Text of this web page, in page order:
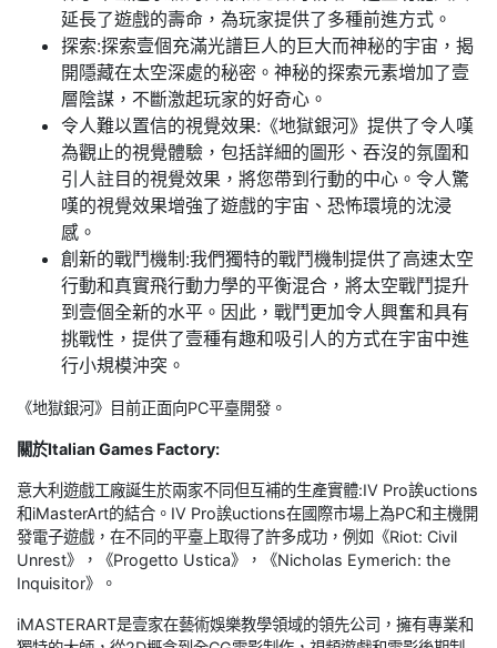
延長了遊戲的壽命，為玩家提供了多種前進方式。
探索:探索壹個充滿光譜巨人的巨大而神秘的宇宙，揭
開隱藏在太空深處的秘密。神秘的探索元素增加了壹
層陰謀，不斷激起玩家的好奇心。
令人難以置信的視覺效果:《地獄銀河》提供了令人嘆
為觀止的視覺體驗，包括詳細的圖形、吞沒的氛圍和
引人註目的視覺效果，將您帶到行動的中心。令人驚
嘆的視覺效果增強了遊戲的宇宙、恐怖環境的沈浸
感。
創新的戰鬥機制:我們獨特的戰鬥機制提供了高速太空
行動和真實飛行動力學的平衡混合，將太空戰鬥提升
到壹個全新的水平。因此，戰鬥更加令人興奮和具有
挑戰性，提供了壹種有趣和吸引人的方式在宇宙中進
行小規模沖突。
《地獄銀河》目前正面向PC平臺開發。
關於Italian Games Factory:
意大利遊戲工廠誕生於兩家不同但互補的生產實體:IV Pro誒uctions
和iMasterArt的結合。IV Pro誒uctions在國際市場上為PC和主機開
發電子遊戲，在不同的平臺上取得了許多成功，例如《Riot: Civil
Unrest》，《Progetto Ustica》，《Nicholas Eymerich: the
Inquisitor》。
iMASTERART是壹家在藝術娛樂教學領域的領先公司，擁有專業和